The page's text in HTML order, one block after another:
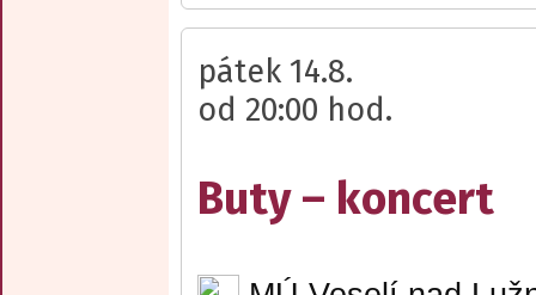
pátek 14.8.
od 20:00 hod.
Buty – koncert